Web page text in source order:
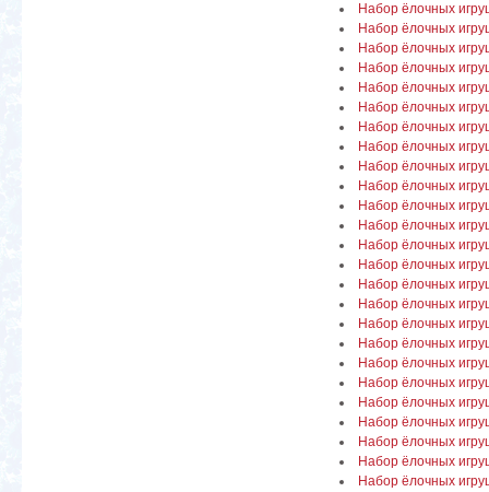
Набор ёлочных
Набор ёлочных
Набор ёлочных
Набор ёлочных
Набор ёлочных
Набор ёлочных
Набор ёлочных
Набор ёлочных
Набор ёлочных
Набор ёлочных
Набор ёлочных
Набор ёлочных
Набор ёлочных
Набор ёлочных
Набор ёлочных
Набор ёлочных
Набор ёлочных
Набор ёлочных
Набор ёлочных
Набор ёлочных
Набор ёлочных
Набор ёлочных
Набор ёлочных
Набор ёлочных
Набор ёлочных